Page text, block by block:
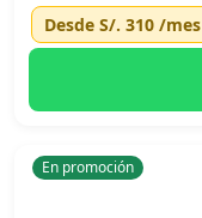
Desde S/. 310 /mes
En promoción